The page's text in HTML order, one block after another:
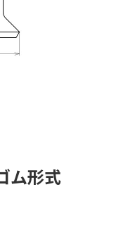
ム形式